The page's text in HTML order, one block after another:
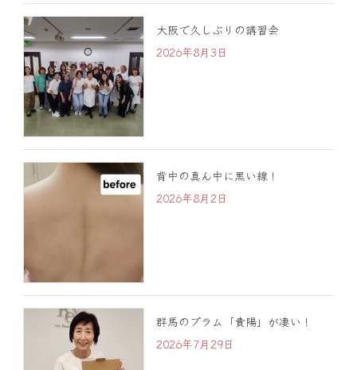
大阪で久しぶりの講習会
2026年8月3日
背中の真ん中に黒い線！
2026年8月2日
群馬のプラム「貴陽」が凄い！
2026年7月29日